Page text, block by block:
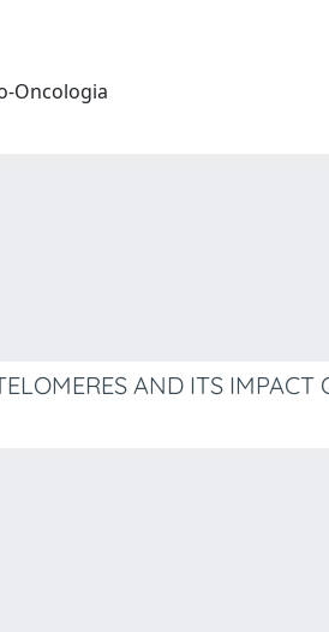
Oncologia
AND ITS IMPACT